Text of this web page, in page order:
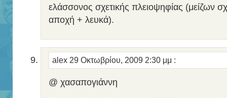
ελάσσονος σχετικής πλειοψηφίας (μείζων
αποχή + λευκά).
alex 29 Οκτωβρίου, 2009 2:30 μμ :
@ χασαπογιάννη